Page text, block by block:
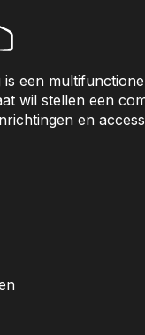
is een
wil stellen een
en